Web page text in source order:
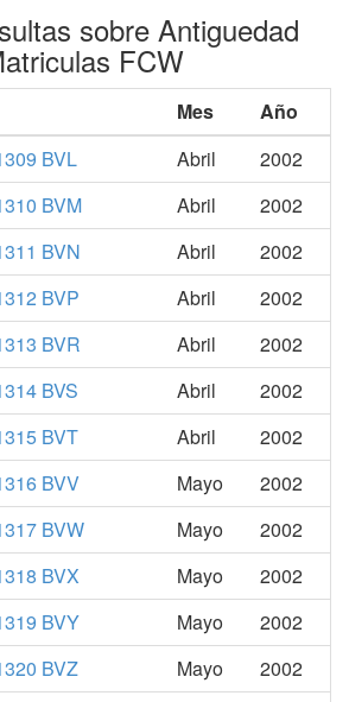
sobre Antiguedad
FCW
Mes
Año
BVL
Abril
2002
BVM
Abril
2002
BVN
Abril
2002
BVP
Abril
2002
BVR
Abril
2002
BVS
Abril
2002
BVT
Abril
2002
BVV
Mayo
2002
BVW
Mayo
2002
BVX
Mayo
2002
BVY
Mayo
2002
BVZ
Mayo
2002